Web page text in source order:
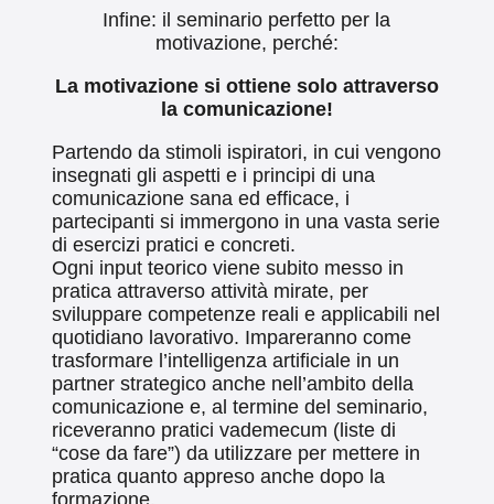
Infine: il seminario perfetto per la
motivazione, perché:
La motivazione si ottiene solo attraverso
la comunicazione!
Partendo da stimoli ispiratori, in cui vengono
insegnati gli aspetti e i principi di una
comunicazione sana ed efficace, i
partecipanti si immergono in una vasta serie
di esercizi pratici e concreti.
Ogni input teorico viene subito messo in
pratica attraverso attività mirate, per
sviluppare competenze reali e applicabili nel
quotidiano lavorativo. Impareranno come
trasformare l’intelligenza artificiale in un
partner strategico anche nell’ambito della
comunicazione e, al termine del seminario,
riceveranno pratici vademecum (liste di
“cose da fare”) da utilizzare per mettere in
pratica quanto appreso anche dopo la
formazione.